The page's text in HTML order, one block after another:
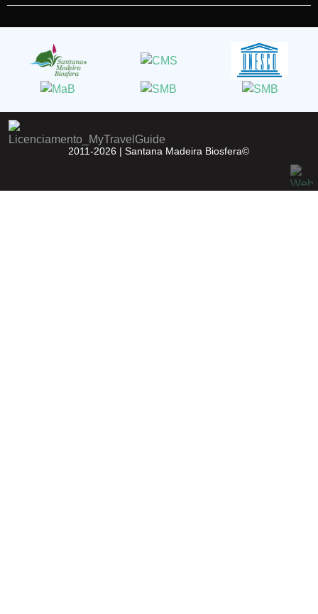
2011-2026 |Santana Madeira Biosfera©